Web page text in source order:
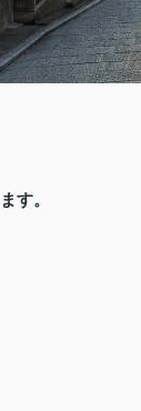
す。